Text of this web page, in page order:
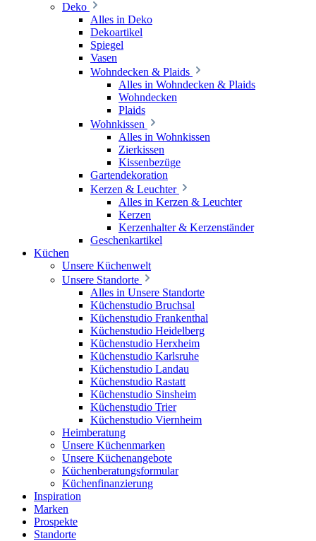
Deko
Alles in Deko
Dekoartikel
Spiegel
Vasen
Wohndecken & Plaids
Alles in Wohndecken & Plaids
Wohndecken
Plaids
Wohnkissen
Alles in Wohnkissen
Zierkissen
Kissenbezüge
Gartendekoration
Kerzen & Leuchter
Alles in Kerzen & Leuchter
Kerzen
Kerzenhalter & Kerzenständer
Geschenkartikel
Küchen
Unsere Küchenwelt
Unsere Standorte
Alles in Unsere Standorte
Küchenstudio Bruchsal
Küchenstudio Frankenthal
Küchenstudio Heidelberg
Küchenstudio Herxheim
Küchenstudio Karlsruhe
Küchenstudio Landau
Küchenstudio Rastatt
Küchenstudio Sinsheim
Küchenstudio Trier
Küchenstudio Viernheim
Heimberatung
Unsere Küchenmarken
Unsere Küchenangebote
Küchenberatungsformular
Küchenfinanzierung
Inspiration
Marken
Prospekte
Standorte